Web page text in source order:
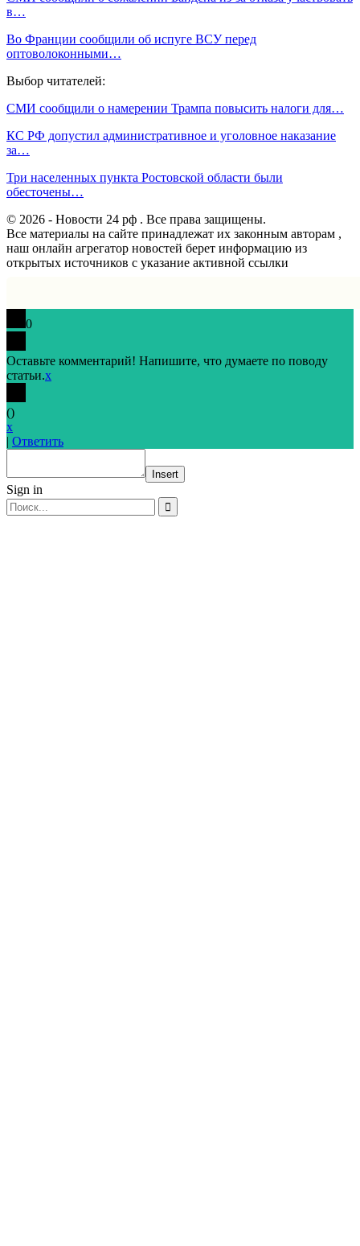
в…
Во Франции сообщили об испуге ВСУ перед
оптоволоконными…
Выбор читателей:
СМИ сообщили о намерении Трампа повысить налоги для…
КС РФ допустил административное и уголовное наказание
за…
Три населенных пункта Ростовской области были
обесточены…
© 2026 - Новости 24 рф . Все права защищены.
Все материалы на сайте принадлежат их законным авторам ,
наш онлайн агрегатор новостей берет информацию из
открытых источников с указание активной ссылки
0
Оставьте комментарий! Напишите, что думаете по поводу
статьи.x
()
x
| Ответить
Insert
Sign in